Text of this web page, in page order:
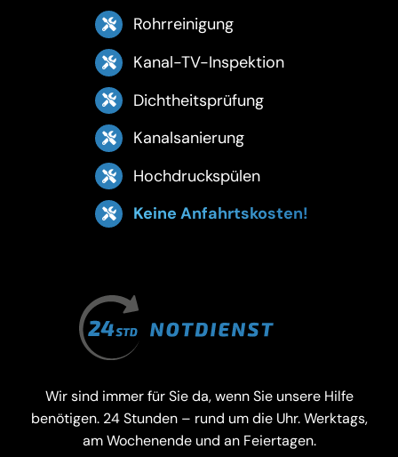
Rohrreinigung
Kanal-TV-Inspektion
Dichtheitsprüfung
Kanalsanierung
Hochdruckspülen
Keine Anfahrtskosten!
Wir sind immer für Sie da, wenn Sie unsere Hilfe
benötigen. 24 Stunden – rund um die Uhr. Werktags,
am Wochenende und an Feiertagen.